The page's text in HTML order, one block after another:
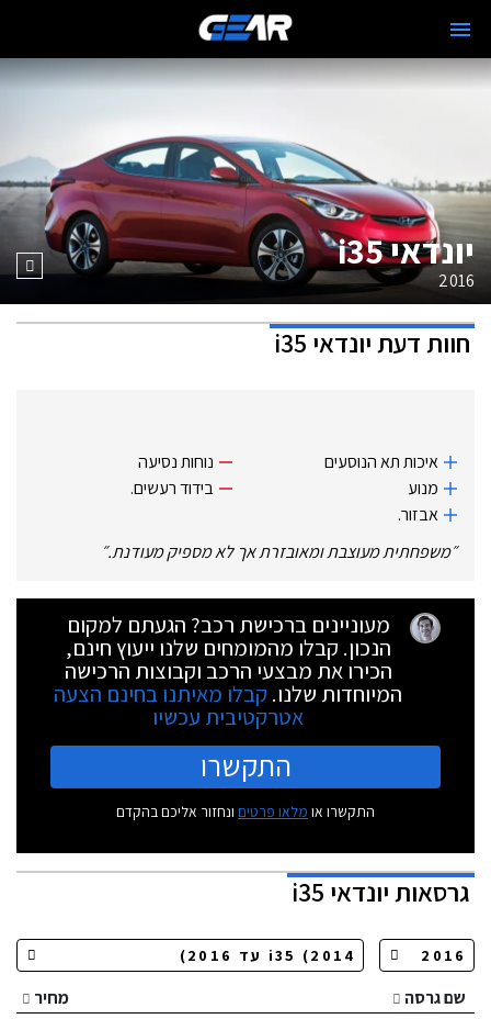
יונדאי i35
2016
חוות דעתיונדאי i35
איכות תא הנוסעים
מנוע
אבזור.
נוחות נסיעה
בידוד רעשים.
״משפחתית מעוצבת ומאובזרת אך לא מספיק מעודנת.״
מעוניינים ברכישת רכב? הגעתם למקום
הנכון. קבלו מהמומחים שלנו ייעוץ חינם,
הכירו את מבצעי הרכב וקבוצות הרכישה
המיוחדות שלנו. קבלו מאיתנו בחינם הצעה
אטרקטיבית עכשיו
התקשרו
התקשרו או מלאו פרטים ונחזור אליכם בהקדם
גרסאותיונדאי i35
שם גרסה
מחיר